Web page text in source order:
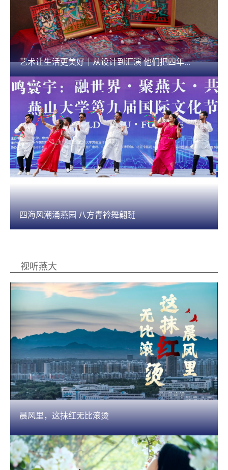
艺术让生活更美好｜从设计到汇演 他们把四年...
四海风潮涌燕园 八方青衿舞翩跹
视听燕大
晨风里，这抹红无比滚烫